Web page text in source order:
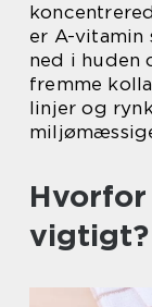
er A-
ned i huden
fremme
linjer og
vigtigt?